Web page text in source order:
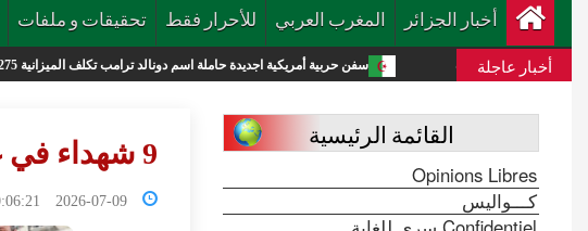
أخبار الجزائر المغرب العربي للأحرار فقط تحقيقات و ملفات
أخبار عاجلة سفن حربية أمريكية اجديدة حاملة اسم دونالد ترامب تكلف الميزانية 275 مليار دولار جديدة
9 شهداء في غارات إسرائيلية على قطاع غزة
2026-07-09 00:06:21
القائمة الرئيسية
Opinions Libres
كـــواليس